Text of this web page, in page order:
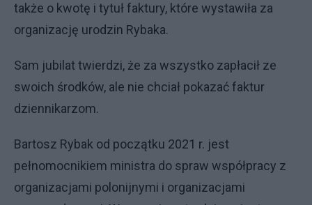
także o kwotę i tytuł faktury, które wystawiła za
organizację urodzin Rybaka.
Sam jubilat twierdzi, że za wszystko zapłacił ze
swoich środków, ale nie chciał pokazać faktur
dziennikarzom.
Bartosz Rybak od początku 2021 r. jest
pełnomocnikiem ministra do spraw współpracy z
organizacjami polonijnymi i organizacjami